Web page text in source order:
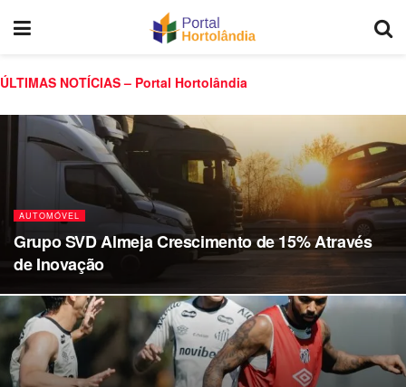
ÚLTIMAS NOTÍCIAS – Portal Hortolândia
AUTOMÓVEL
Grupo SVD Almeja Crescimento de 15% Através
de Inovação